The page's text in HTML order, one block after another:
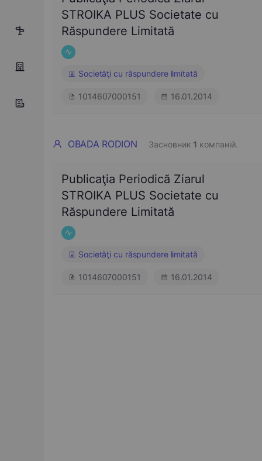
5
STROIKA PLUS Societate cu
Răspundere Limitată
Societăţi cu răspundere limitată
1014607000151 16.01.2014
OBADA RODION Засновник 1 компаній.
Publicaţia Periodică Ziarul
STROIKA PLUS Societate cu
Răspundere Limitată
Societăţi cu răspundere limitată
1014607000151 16.01.2014